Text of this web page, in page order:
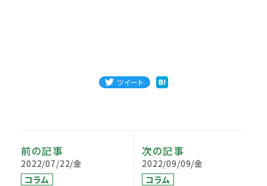
ツイート
前の記事
2022/07/22/金
コラム
次の記事
2022/09/09/金
コラム